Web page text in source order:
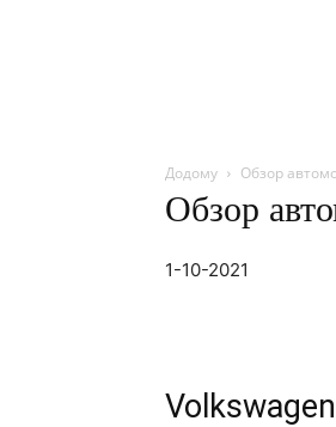
Додому Обзор
Обзор
1-10-2021